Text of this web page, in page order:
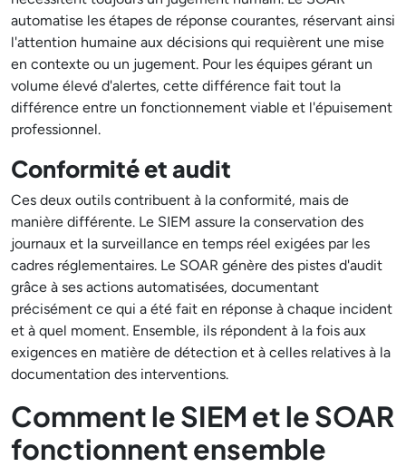
automatise les étapes de réponse courantes, réservant ainsi
l'attention humaine aux décisions qui requièrent une mise
en contexte ou un jugement. Pour les équipes gérant un
volume élevé d'alertes, cette différence fait tout la
différence entre un fonctionnement viable et l'épuisement
professionnel.
Conformité et audit
Ces deux outils contribuent à la conformité, mais de
manière différente. Le SIEM assure la conservation des
journaux et la surveillance en temps réel exigées par les
cadres réglementaires. Le SOAR génère des pistes d'audit
grâce à ses actions automatisées, documentant
précisément ce qui a été fait en réponse à chaque incident
et à quel moment. Ensemble, ils répondent à la fois aux
exigences en matière de détection et à celles relatives à la
documentation des interventions.
Comment le SIEM et le SOAR
fonctionnent ensemble